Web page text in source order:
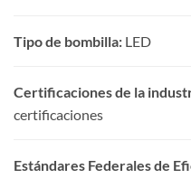
Tipo de bombilla: LED
Certificaciones de la
certificaciones
Estándares Federales de